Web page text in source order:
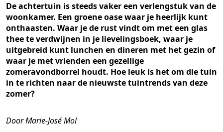
De achtertuin is steeds vaker een verlengstuk van de
woonkamer. Een groene oase waar je heerlijk kunt
onthaasten. Waar je de rust vindt om met een glas
thee te verdwijnen in je lievelingsboek, waar je
uitgebreid kunt lunchen en dineren met het gezin of
waar je met vrienden een gezellige
zomeravondborrel houdt. Hoe leuk is het om die tuin
in te richten naar de nieuwste tuintrends van deze
zomer?
Door Marie-José Mol